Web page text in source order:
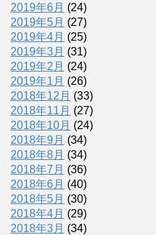
2019年6月 (24)
2019年5月 (27)
2019年4月 (25)
2019年3月 (31)
2019年2月 (24)
2019年1月 (26)
2018年12月 (33)
2018年11月 (27)
2018年10月 (24)
2018年9月 (34)
2018年8月 (34)
2018年7月 (36)
2018年6月 (40)
2018年5月 (30)
2018年4月 (29)
2018年3月 (34)